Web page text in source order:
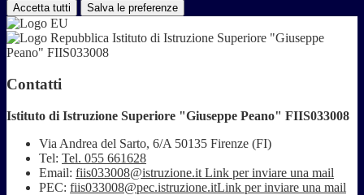
Accetta tutti Salva le preferenze
Istituto di Istruzione Superiore "Giuseppe
Peano" FIIS033008
Contatti
Istituto di Istruzione Superiore "Giuseppe Peano" FIIS033008
Via Andrea del Sarto, 6/A 50135 Firenze (FI)
Tel: Tel. 055 661628
Email: fiis033008@istruzione.it Link per inviare una mail
PEC: fiis033008@pec.istruzione.itLink per inviare una mail